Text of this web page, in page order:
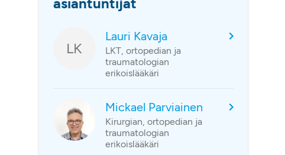
LK
Lauri Kavaja
LKT, ortopedian ja
traumatologian
erikoislääkäri
Mickael Parviainen
Kirurgian, ortopedian ja
traumatologian
erikoislääkäri